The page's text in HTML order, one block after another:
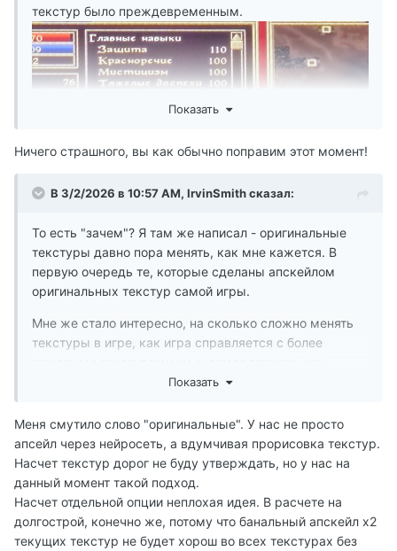
текстур было преждевременным.
Показать
Ничего страшного, вы как обычно поправим этот момент!
В 3/2/2026 в 10:57 AM, IrvinSmithсказал:
То есть "зачем"? Я там же написал - оригинальные
текстуры давно пора менять, как мне кажется. В
первую очередь те, которые сделаны апскейлом
оригинальных текстур самой игры.
Мне же стало интересно, на сколько сложно менять
текстуры в игре, как игра справляется с более
сильно игра преображается, стоновится ли лучше, не
Результаты можно посмотреть самому с помощью
моего текстур пака. Я - более-менее доволен как
получилось. Текстур у меня не много и особо
выбирать не из чего.
Я считаю, что авторам Фуллпака нужно заняться
полноценно заменой текстур игры и добавить их,
Показать
Меня смутило слово "оригинальные". У нас не просто
апсейл через нейросеть, а вдумчивая прорисовка текстур.
Насчет текстур дорог не буду утверждать, но у нас на
данный момент такой подход.
Насчет отдельной опции неплохая идея. В расчете на
долгострой, конечно же, потому что банальный апскейл х2
текущих текстур не будет хорош во всех текстурах без